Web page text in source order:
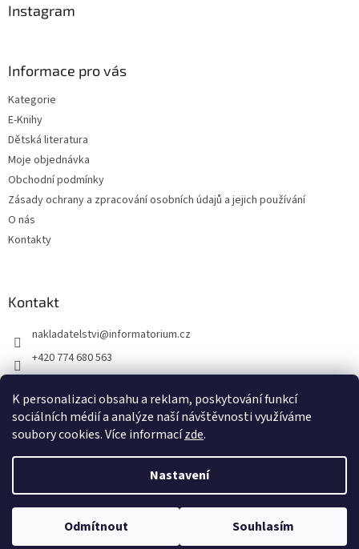
K personalizaci obsahu a reklam, poskytování funkcí
sociálních médií a analýze naší návštěvnosti využíváme
soubory cookies. Více informacízde.
Nastavení
Odmítnout Souhlasím
Instagram
Informace pro vás
Kategorie
E-Knihy
Dětská literatura
Moje objednávka
Obchodní podmínky
Zásady ochrany a zpracování osobních údajů a jejich používání
O nás
Kontakty
Kontakt
nakladatelstvi@informatorium.cz
+420 774 680 563
informatorium/
Copyright 2026INFORMATORIUM. Všechna práva vyhrazena.
Upravit nastavení cookies